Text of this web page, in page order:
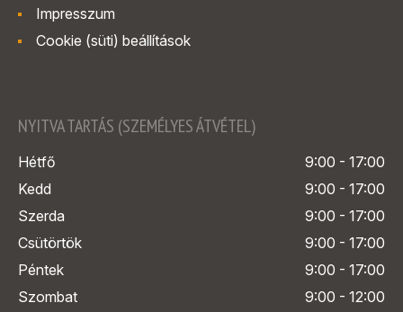
Impresszum
Cookie (süti) beállítások
NYITVA TARTÁS (SZEMÉLYES ÁTVÉTEL)
Hétfő
9:00 - 17:00
Kedd
9:00 - 17:00
Szerda
9:00 - 17:00
Csütörtök
9:00 - 17:00
Péntek
9:00 - 17:00
Szombat
9:00 - 12:00